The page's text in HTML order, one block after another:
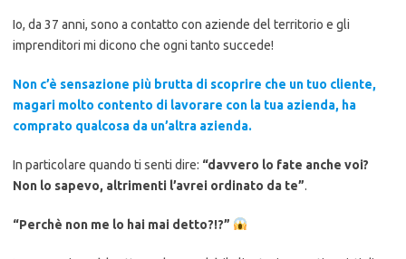
Io, da 37 anni, sono a contatto con aziende del territorio e gli
imprenditori mi dicono che ogni tanto succede!
Non c’è sensazione più brutta di scoprire che un tuo cliente,
magari molto contento di lavorare con la tua azienda, ha
comprato qualcosa da un’altra azienda.
In particolare quando ti senti dire: “davvero lo fate anche voi?
Non lo sapevo, altrimenti l’avrei ordinato da te”.
“Perchè non me lo hai mai detto?!?”